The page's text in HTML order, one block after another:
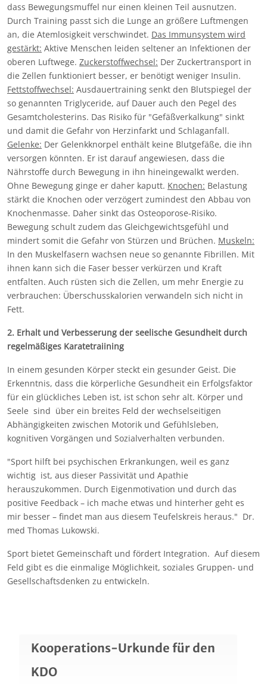
dass Bewegungsmuffel nur einen kleinen Teil ausnutzen.
Durch Training passt sich die Lunge an größere Luftmengen
an, die Atemlosigkeit verschwindet. Das Immunsystem wird
gestärkt: Aktive Menschen leiden seltener an Infektionen der
oberen Luftwege. Zuckerstoffwechsel: Der Zuckertransport in
die Zellen funktioniert besser, er benötigt weniger Insulin.
Fettstoffwechsel: Ausdauertraining senkt den Blutspiegel der
so genannten Triglyceride, auf Dauer auch den Pegel des
Gesamtcholesterins. Das Risiko für "Gefäßverkalkung" sinkt
und damit die Gefahr von Herzinfarkt und Schlaganfall.
Gelenke: Der Gelenkknorpel enthält keine Blutgefäße, die ihn
versorgen könnten. Er ist darauf angewiesen, dass die
Nährstoffe durch Bewegung in ihn hineingewalkt werden.
Ohne Bewegung ginge er daher kaputt. Knochen: Belastung
stärkt die Knochen oder verzögert zumindest den Abbau von
Knochenmasse. Daher sinkt das Osteoporose-Risiko.
Bewegung schult zudem das Gleichgewichtsgefühl und
mindert somit die Gefahr von Stürzen und Brüchen. Muskeln:
In den Muskelfasern wachsen neue so genannte Fibrillen. Mit
ihnen kann sich die Faser besser verkürzen und Kraft
entfalten. Auch rüsten sich die Zellen, um mehr Energie zu
verbrauchen: Überschusskalorien verwandeln sich nicht in
Fett.
2. Erhalt und Verbesserung der seelische Gesundheit durch
regelmäßiges Karatetraiining
In einem gesunden Körper steckt ein gesunder Geist. Die
Erkenntnis, dass die körperliche Gesundheit ein Erfolgsfaktor
für ein glückliches Leben ist, ist schon sehr alt. Körper und
Seele sind über ein breites Feld der wechselseitigen
Abhängigkeiten zwischen Motorik und Gefühlsleben,
kognitiven Vorgängen und Sozialverhalten verbunden.
"Sport hilft bei psychischen Erkrankungen, weil es ganz
wichtig ist, aus dieser Passivität und Apathie
herauszukommen. Durch Eigenmotivation und durch das
positive Feedback – ich mache etwas und hinterher geht es
mir besser – findet man aus diesem Teufelskreis heraus." Dr.
med Thomas Lukowski.
Sport bietet Gemeinschaft und fördert Integration. Auf diesem
Feld gibt es die einmalige Möglichkeit, soziales Gruppen- und
Gesellschaftsdenken zu entwickeln.
Kooperations-Urkunde für den
KDO